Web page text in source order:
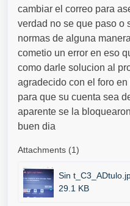
cambiar el correo para
verdad no se que paso o
normas de alguna
cometio un error en eso
como darle solucion al
agradecido con el foro
para que su cuenta sea
aparente se la
buen dia
Attachments (1)
Sin
29.1 KB